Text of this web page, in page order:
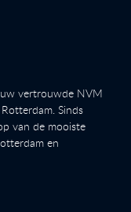
vertrouwde NVM
Sinds
van de mooiste
en